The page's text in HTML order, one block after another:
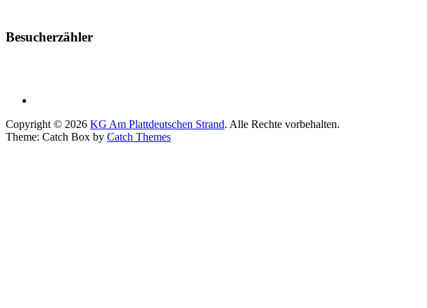
Besucherzähler
Copyright © 2026 KG Am Plattdeutschen Strand. Alle Rechte vorbehalten.
Theme: Catch Box by Catch Themes